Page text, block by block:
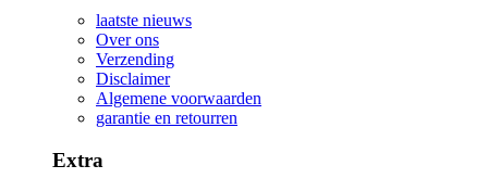
laatste nieuws
Over ons
Verzending
Disclaimer
Algemene voorwaarden
garantie en retourren
Extra